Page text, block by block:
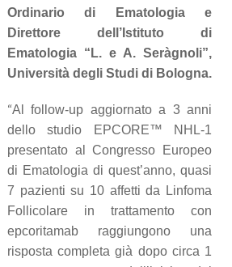
Ordinario di Ematologia e
Direttore dell’Istituto di
Ematologia “L. e A. Seràgnoli”,
Università degli Studi di Bologna.
“Al follow-up aggiornato a 3 anni
dello studio EPCORE™ NHL-1
presentato al Congresso
Europeo
di Ematologia di quest’anno, quasi
7 pazienti su 10 affetti da Linfoma
Follicolare in trattamento con
epcoritamab raggiungono una
risposta completa già dopo circa 1